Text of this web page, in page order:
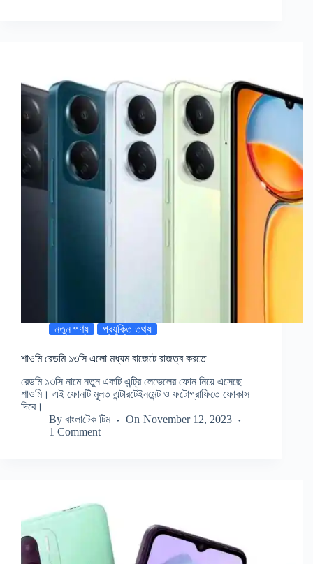
নতুন পণ্য প্রযুক্তি তথ্য
শাওমি রেডমি ১৩সি এলো মধ্যম বাজেটে রাজত্ব করতে
রেডমি ১৩সি নামে নতুন একটি এন্ট্রি লেভেলের ফোন নিয়ে এসেছে
শাওমি। এই ফোনটি মূলত এন্টারটেইনমেন্ট ও ফটোগ্রাফিতে ফোকাস
দিবে।
By বাংলাটেক টিম On November 12, 2023
1 Comment